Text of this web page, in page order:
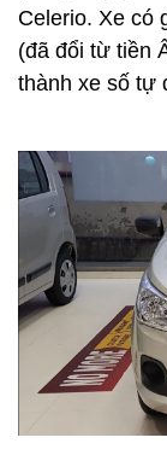
Celerio. Xe có
(đã đổi từ tiền
thành xe số tự